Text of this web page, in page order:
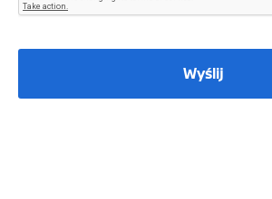
Wyślij